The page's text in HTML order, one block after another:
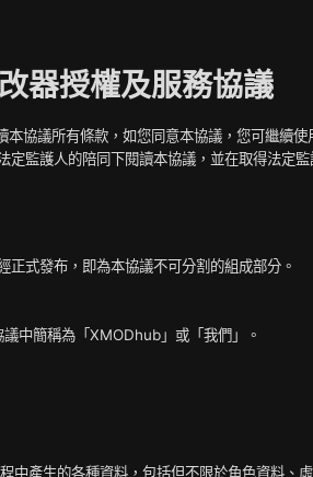
器授權及服務協議
議所有條款，如您同意本協議，您可繼續
監護人的陪同下閱讀本協議，並在取得法定
式發布，即為本協議不可分割的組成部分。
中簡稱為「XMODhub」或「我們」。
產生的各種資料，包括但不限於角色資料、